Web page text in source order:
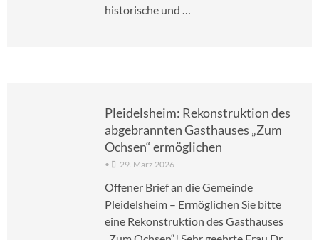
historische und …
Pleidelsheim: Rekonstruktion des
abgebrannten Gasthauses „Zum
Ochsen“ ermöglichen
• 29. März 2026
Offener Brief an die Gemeinde
Pleidelsheim – Ermöglichen Sie bitte
eine Rekonstruktion des Gasthauses